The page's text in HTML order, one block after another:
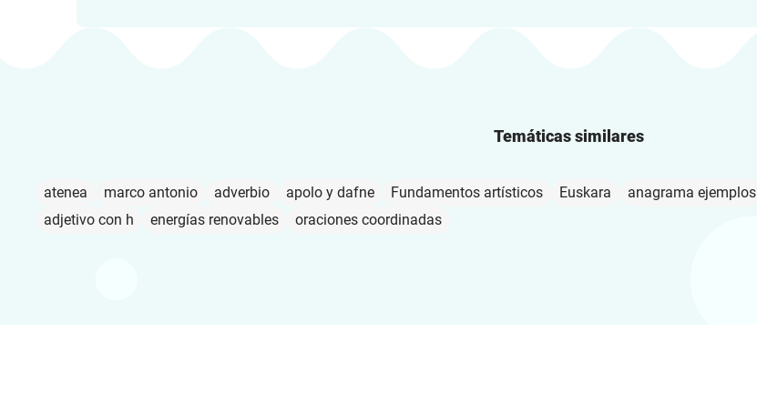
Temáticas similares
atenea marco antonio adverbio apolo y dafne Fundamentos artísticos Euskara anagrama ejemplos
adjetivo con h
energías renovables oraciones coordinadas